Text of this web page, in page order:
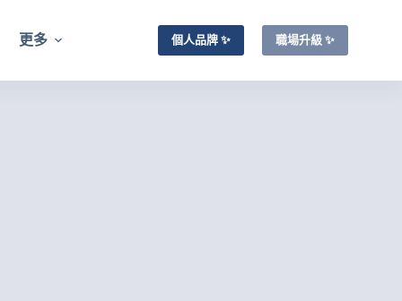
更多 個人品牌 ✨ 職場升級 ✨